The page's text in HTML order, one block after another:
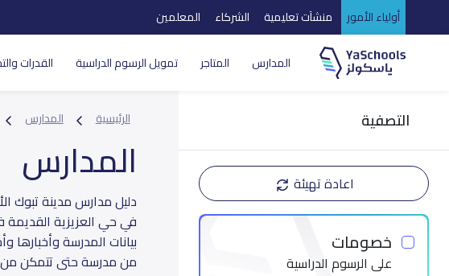
أولياء الأمور منشآت تعليمية الشركاء المعلمين
المدارس المتاجر تمويل الرسوم الدراسية القدرات
التصفية
اعادة تهيئة
خصومات
على الرسوم الدراسية
الرئيسية المدارس
المدارس
في حي العزيزية القديمة
بيانات المدرسة
من مدرسة حتى تتمكن من